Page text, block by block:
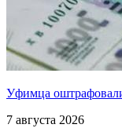
Уфимца
7 августа 2026